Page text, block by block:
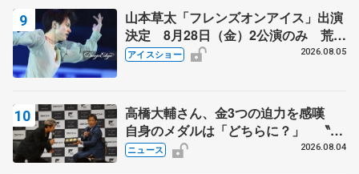
山本草太「フレンズオンアイス」出演
決定 8月28日（金）2公演のみ 荒川
静香さんプロデュース、20周年のアイ
アイスショー 2026.08.05
高橋大輔さん、金3つの迫力を感嘆
自身のメダルは「どちらに？」 〝リ
ス兄弟〟オリンピック3連覇の野村忠
ニュース 2026.08.04